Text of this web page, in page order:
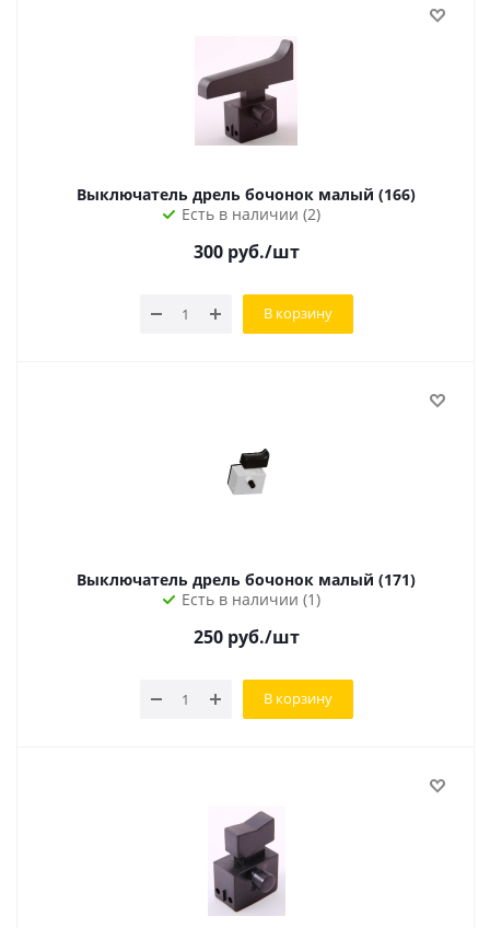
Выключатель дрель бочонок малый (166)
Есть в наличии (2)
300руб./шт
В корзину
Выключатель дрель бочонок малый (171)
Есть в наличии (1)
250руб./шт
В корзину